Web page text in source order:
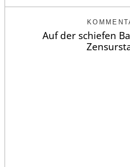
Auf der schiefen